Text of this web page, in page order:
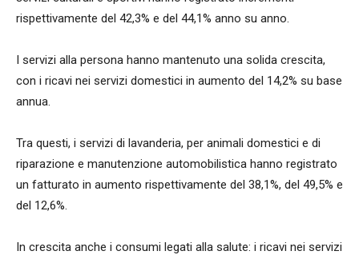
rispettivamente del 42,3% e del 44,1% anno su anno.
I servizi alla persona hanno mantenuto una solida crescita,
con i ricavi nei servizi domestici in aumento del 14,2% su base
annua.
Tra questi, i servizi di lavanderia, per animali domestici e di
riparazione e manutenzione automobilistica hanno registrato
un fatturato in aumento rispettivamente del 38,1%, del 49,5% e
del 12,6%.
In crescita anche i consumi legati alla salute: i ricavi nei servizi